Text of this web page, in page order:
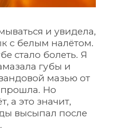
и увидела,
с белым налётом.
стало болеть. Я
губы и
мазью от
прошла. Но
а это значит,
высыпал после